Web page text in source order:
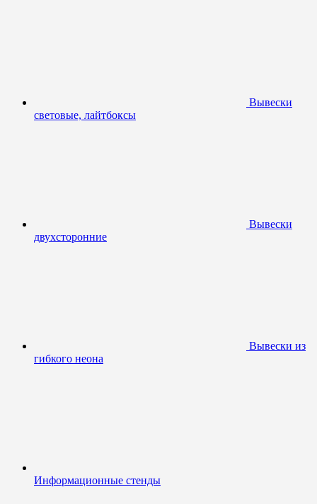
Вывески
световые, лайтбоксы
Вывески
двухсторонние
Вывески из
гибкого неона
Информационные стенды